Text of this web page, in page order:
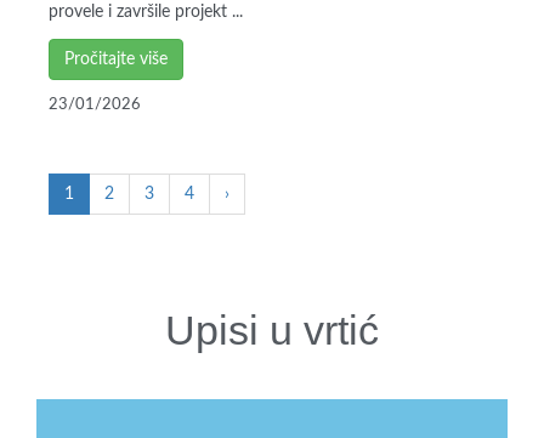
provele i završile projekt ...
Pročitajte više
23/01/2026
1 2 3 4 ›
Upisi u vrtić